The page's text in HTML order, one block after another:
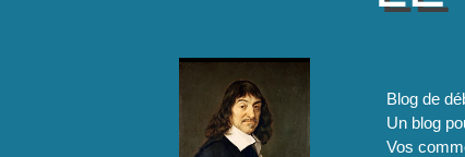
Blog de
Un blog
Vos